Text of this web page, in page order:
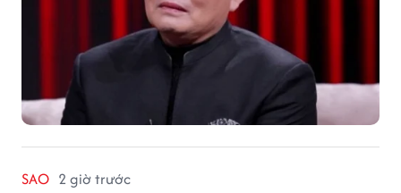
SAO 2 giờ trước